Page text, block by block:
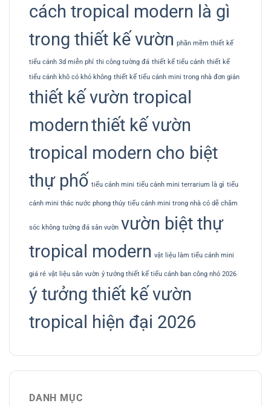
cách tropical modern là gì
trong thiết kế vườn phần mềm thiết kế
tiểu cảnh 3d miễn phí thi công tường đá thiết kế tiểu cảnh thiết kế
tiểu cảnh khô có khó không thiết kế tiểu cảnh mini trong nhà đơn giản
thiết kế vườn tropical
modernthiết kế vườn
tropical modern cho biệt
thự phố tiểu cảnh mini tiểu cảnh mini terrarium là gì tiểu
cảnh mini thác nước phong thủy tiểu cảnh mini trong nhà có dễ chăm
sóc không tường đá sân vườn vườn biệt thự
tropical modern vật liệu làm tiểu cảnh mini
giá rẻ vật liệu sân vườn ý tưởng thiết kế tiểu cảnh ban công nhỏ 2026
ý tưởng thiết kế vườn
tropical hiện đại 2026
DANH MỤC